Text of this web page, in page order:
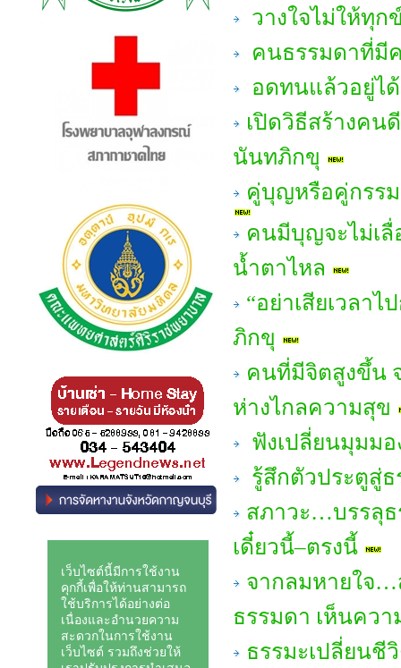
วางใจไม่ให้ทุก
คนธรรมดาที่มี
อดทนแล้วอยู่ไ
เปิดวิธีสร้างคน
นันทภิกขุ
คู่บุญหรือคู่กรร
คนมีบุญจะไม่เลื่
น้ำตาไหล
“อย่าเสียเวลา
ภิกขุ
คนที่มีจิตสูงขึ้น
ห่างไกลความสุข
ฟังเปลี่ยนมุมมอ
รู้สึกตัวประตูสู่
สภาวะ…บรรลุธ
เดี๋ยวนี้–ตรงนี้
จากลมหายใจ…
ธรรมดา เห็นคว
ธรรมะเปลี่ยนชี